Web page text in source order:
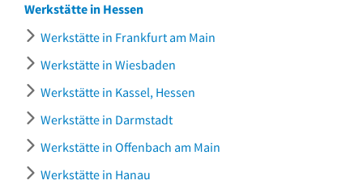
Werkstätte in Hessen
Werkstätte in Frankfurt am Main
Werkstätte in Wiesbaden
Werkstätte in Kassel, Hessen
Werkstätte in Darmstadt
Werkstätte in Offenbach am Main
Werkstätte in Hanau